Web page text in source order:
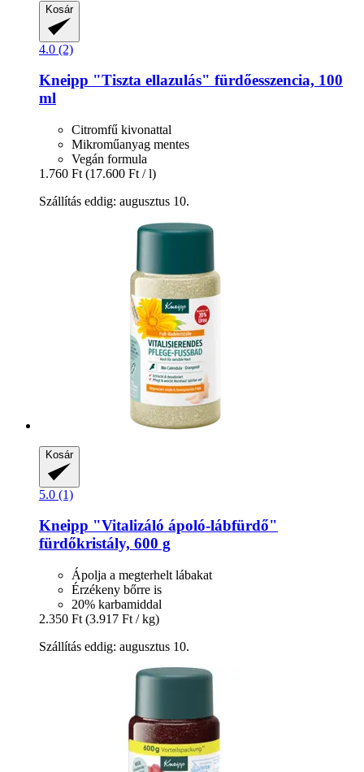
Kosár
4.0 (2)
Kneipp "Tiszta ellazulás" fürdőesszencia, 100
ml
Citromfű kivonattal
Mikroműanyag mentes
Vegán formula
1.760 Ft (17.600 Ft / l)
Szállítás eddig: augusztus 10.
Kosár
5.0 (1)
Kneipp "Vitalizáló ápoló-​lábfürdő"
fürdőkristály, 600 g
Ápolja a megterhelt lábakat
Érzékeny bőrre is
20% karbamiddal
2.350 Ft (3.917 Ft / kg)
Szállítás eddig: augusztus 10.